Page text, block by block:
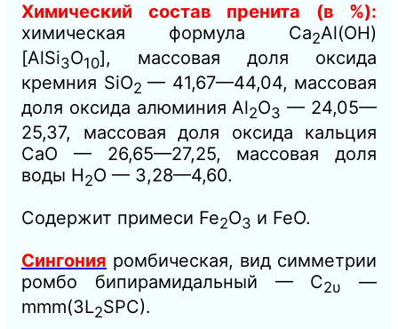
Химический состав пренита (в %):
химическая формула Ca2Al(OH)
[AlSi3O10], массовая доля оксида
кремния SiО2 — 41,67—44,04, массовая
доля оксида алюминия Аl2О3 — 24,05—
25,37, массовая доля оксида кальция
СаО — 26,65—27,25, массовая доля
воды Н2О — 3,28—4,60.
Содержит примеси Fe2О3 и FeO.
Сингония ромбическая, вид симметрии
ромбо бипирамидальный — С2υ
—
mmm(3L2SPC).